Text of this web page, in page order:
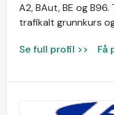
A2, BAut, BE og
trafikalt grunnkurs
Se full profil >> Få